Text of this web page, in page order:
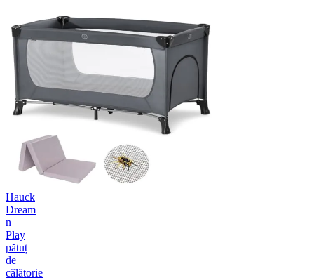
Hauck
Dream
n
Play
pătuț
de
călătorie